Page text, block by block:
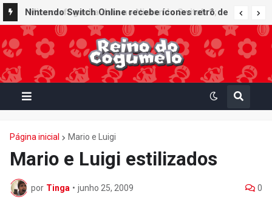
Nintendo Switch Online recebe ícones retrô de
Mario Paint (SNES) e Mario Kart: Super Circuit
(GBA)
Página inicial Mario e Luigi
Mario e Luigi estilizados
por Tinga • junho 25, 2009 0